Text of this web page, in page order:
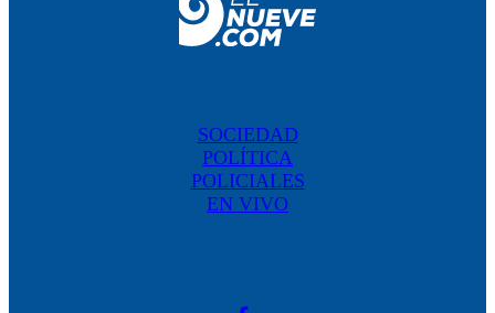
SOCIEDAD
POLÍTICA
POLICIALES
EN VIVO